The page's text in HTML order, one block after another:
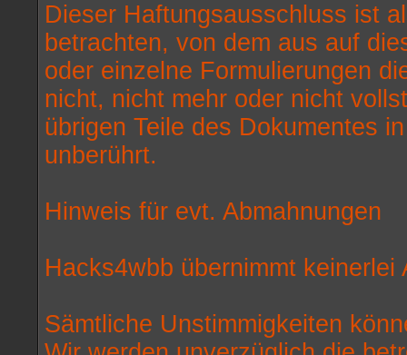
Dieser Haftungsausschluss ist
betrachten, von dem aus auf
oder einzelne Formulierungen
nicht, nicht mehr oder nicht
übrigen Teile des Dokumentes
unberührt.
Hinweis für evt. Abmahnungen
Hacks4wbb übernimmt keinerlei
Sämtliche Unstimmigkeiten